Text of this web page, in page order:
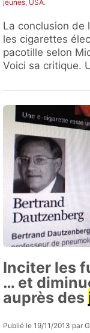
jeunes, USA.
La conclusion de
les cigarettes
pacotille selon
Voici sa critique.
Inciter les
… et
auprès des
Publié le 19/11/2013 par